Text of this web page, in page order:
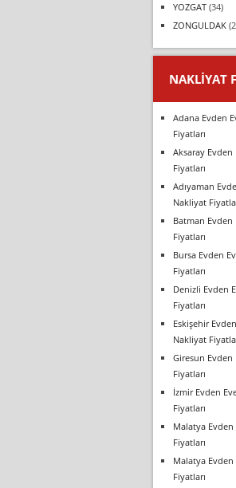
YOZGAT (34)
ZONGULDAK
NAKLIYAT
Adana Evden
Fiyatları
Aksaray
Fiyatları
Adıyaman
Nakliyat
Batman Evden
Fiyatları
Bursa Evden
Fiyatları
Denizli Evden
Fiyatları
Eskişehir
Nakliyat
Giresun Evden
Fiyatları
İzmir Evden
Fiyatları
Malatya
Fiyatları
Malatya
Fiyatları